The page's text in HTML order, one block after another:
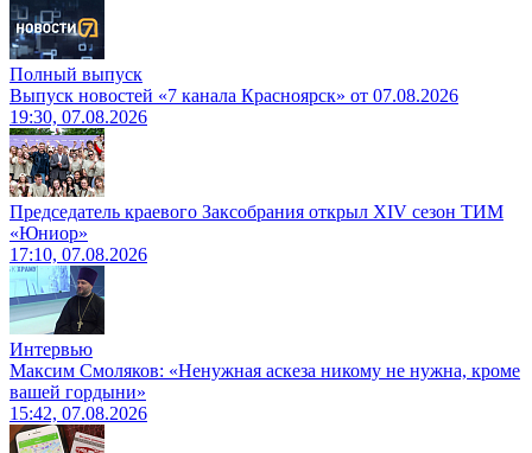
Полный выпуск
Выпуск новостей «7 канала Красноярск» от 07.08.2026
19:30, 07.08.2026
Председатель краевого Заксобрания открыл XIV сезон ТИМ
«Юниор»
17:10, 07.08.2026
Интервью
Максим Смоляков: «Ненужная аскеза никому не нужна, кроме
вашей гордыни»
15:42, 07.08.2026